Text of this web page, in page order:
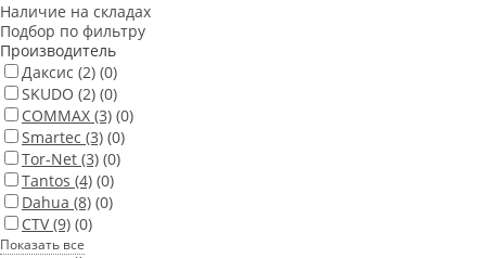
Наличие на складах
Подбор по фильтру
Производитель
Даксис (2) (0)
SKUDO (2) (0)
COMMAX (3) (0)
Smartec (3) (0)
Tor-Net (3) (0)
Tantos (4) (0)
Dahua (8) (0)
CTV (9) (0)
Показать все